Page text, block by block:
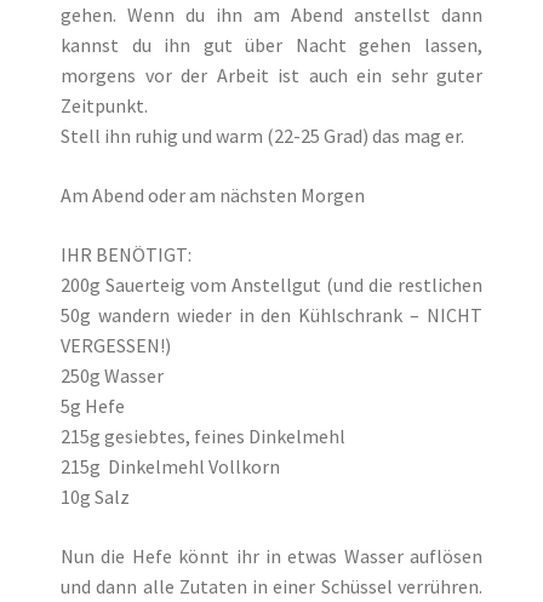
gehen. Wenn du ihn am Abend anstellst dann
kannst du ihn gut über Nacht gehen lassen,
morgens vor der Arbeit ist auch ein sehr guter
Zeitpunkt.
Stell ihn ruhig und warm (22-25 Grad) das mag er.
Am Abend oder am nächsten Morgen
IHR BENÖTIGT:
200g Sauerteig vom Anstellgut (und die restlichen
50g wandern wieder in den Kühlschrank – NICHT
VERGESSEN!)
250g Wasser
5g Hefe
215g gesiebtes, feines Dinkelmehl
215g Dinkelmehl Vollkorn
10g Salz
Nun die Hefe könnt ihr in etwas Wasser auflösen
und dann alle Zutaten in einer Schüssel verrühren.